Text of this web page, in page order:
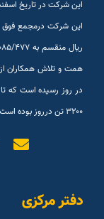
۳۲۰۰ تن درروز بوده است .
دفتر مرکزی